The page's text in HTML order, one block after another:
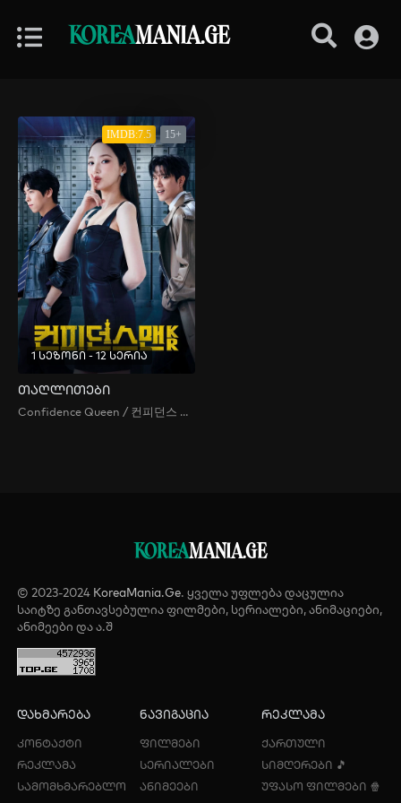
KOREAMANIA.GE
IMDB:7.5 15+
1 სეზონი - 12 სერია
თაღლითები
Confidence Queen / 컨피던스 맨 KR / The Confidence Man KR /
KOREAMANIA.GE
© 2023-2024 KoreaMania.Ge. ყველა უფლება დაცულია
საიტზე განთავსებულია ფილმები, სერიალები, ანიმაციები,
ანიმეები და ა.შ
დახმარება
კონტაქტი
რეკლამა
სამომხმარებლო
ნავიგაცია
ფილმები
სერიალები
ანიმეები
რეკლამა
ქართული
სიმღერები 🎵
უფასო ფილმები 🍿